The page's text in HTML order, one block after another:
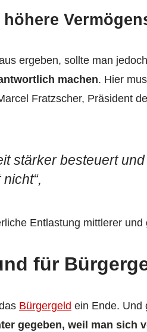
ergeben, sollte man jedoch
machen. Hier
Fratzscher, Präsident
stärker besteuert
Entlastung mittlerer
für
Bürgergeld ein Ende. Und
gegeben, weil man sich